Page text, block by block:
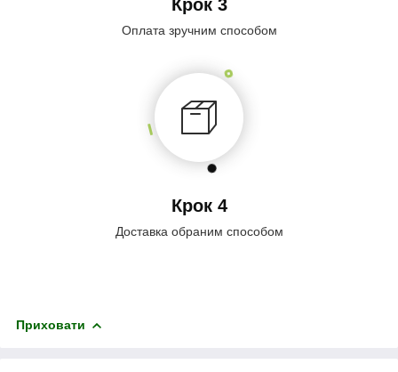
Крок 3
Оплата зручним способом
Крок 4
Доставка обраним способом
Приховати